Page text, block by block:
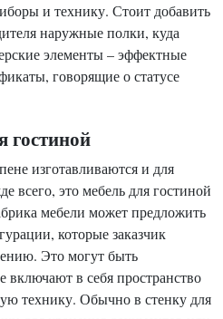
и технику. Стоит добавить
наружные полки, куда
элементы – эффектные
говорящие о статусе
изготавливаются и для
всего, это мебель для гостиной
мебели может предложить
которые заказчик
Это могут быть
включают в себя пространство
технику. Обычно в стенку для